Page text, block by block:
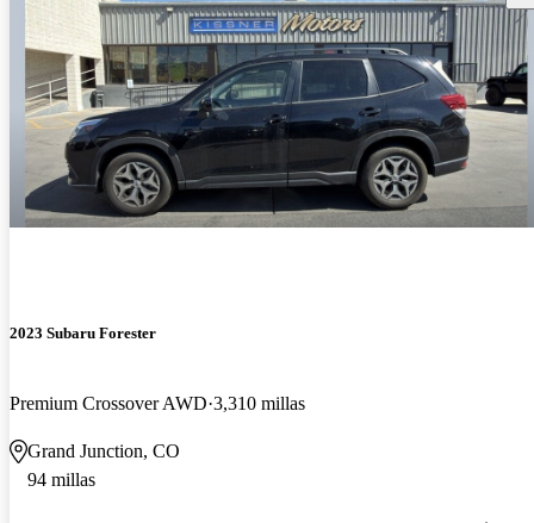
2023 Subaru Forester
Premium Crossover AWD 3,310 millas
Grand Junction, CO
94 millas